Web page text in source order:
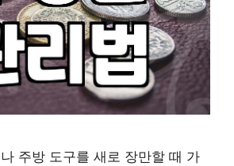
주방 도구를 새로 장만할 때 가